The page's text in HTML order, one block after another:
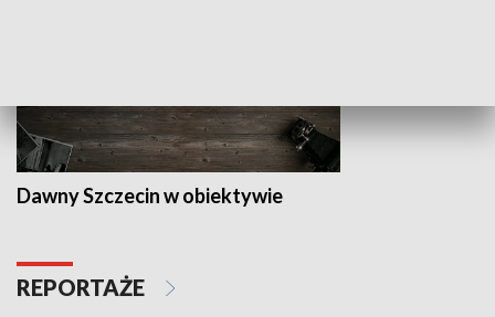
Dawny Szczecin w obiektywie
REPORTAŻE